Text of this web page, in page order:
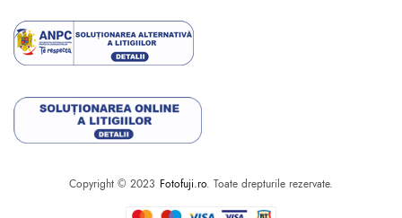
Copyright © 2023 Fotofuji.ro. Toate drepturile rezervate.